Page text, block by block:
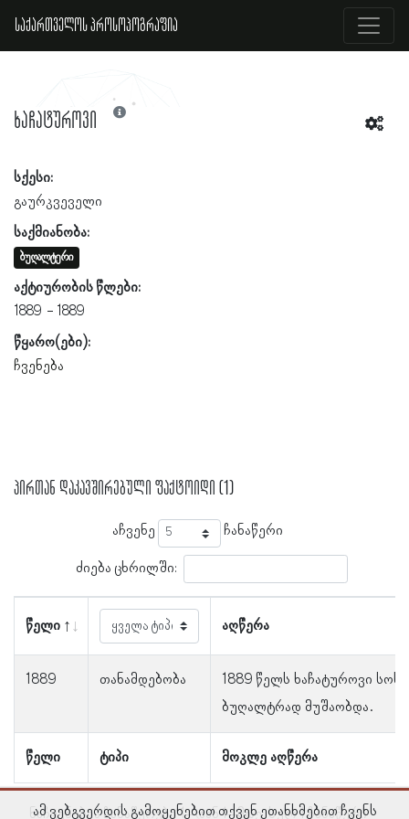
საქართველოს პროსოპოგრაფია
ხაჩატუროვი
სქესი:
გაურკვეველი
საქმიანობა:
ბუღალტერი
აქტიურობის წლები:
1889
1889
წყარო(ები):
ჩვენება
პირთან დაკავშირებული ფაქტოიდი (1)
აჩვენე ჩანაწერი
ძიება ცხრილში:
წელი აღწერა
წელი ტიპი მოკლე აღწერა
1889 თანამდებობა
1889 წელს ხაჩატუროვი
ბუღალტრად მუშაობდა.
ნაჩვენებია ჩანაწერები 1–დან 1–მდე, სულ 1 ჩანაწერი
ამ ვებგვერდის გამოყენებით თქვენ ეთანხმებით ჩვენს